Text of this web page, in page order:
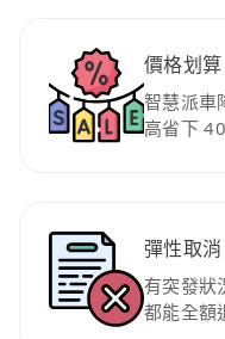
價格划
智慧派車
高省下
彈性取
有突發狀
都能全額